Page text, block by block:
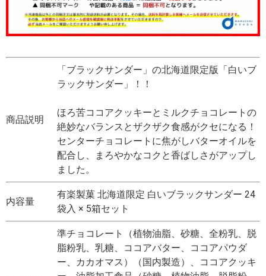
商品説明
「ブラックサンダー」の北海道限定版「白いブ
ラックサンダー」！！
ほろ苦ココアクッキーとミルクチョコレートの
絶妙なバランスとザクザク食感がクセになる！
センターチョコレートに焦がしバターオイルを
配合し、まろやかなコクと香ばしさがアップし
ました。
内容量
有楽製菓 北海道限定 白いブラックサンダー 24
袋入 × 5箱セット
準チョコレート（植物油脂、砂糖、全粉乳、脱
脂粉乳、乳糖、ココアバター、ココアパウダ
ー、カカオマス）（国内製造）、ココアクッキ